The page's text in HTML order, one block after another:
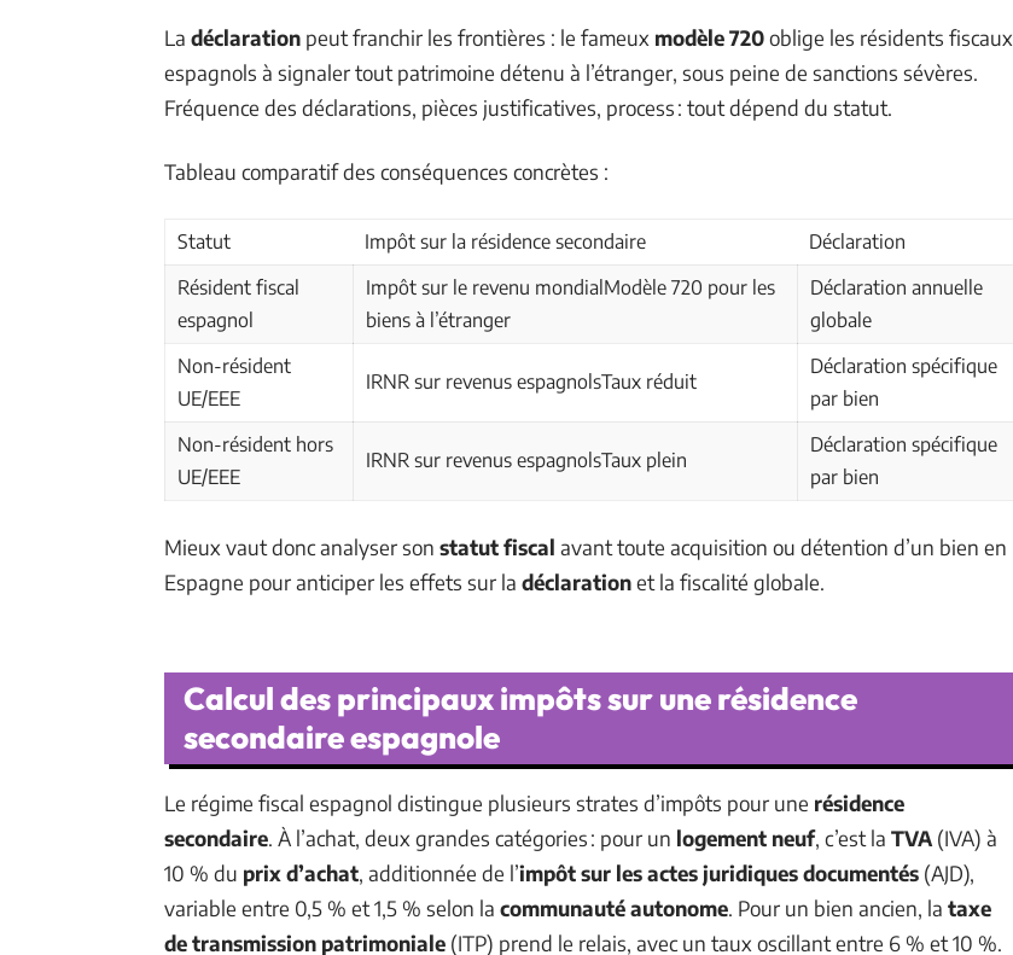
La déclaration peut franchir les frontières : le fameux modèle 720oblige les résidents fiscaux
espagnols à signaler tout patrimoine détenu à l’étranger, sous peine de sanctions sévères.
Fréquence des déclarations, pièces justificatives, process : tout dépend du statut.
Tableau comparatif des conséquences concrètes :
Statut Impôt sur la résidence secondaire
Déclaration
Résident fiscal
espagnol
Impôt sur le revenu mondialModèle 720 pour les
biens à l’étranger
Déclaration annuelle
globale
Non-résident
UE/EEE
IRNR sur revenus espagnolsTaux réduit
Déclaration spécifique
par bien
Non-résident hors
UE/EEE
IRNR sur revenus espagnolsTaux plein
Déclaration spécifique
par bien
Mieux vaut donc analyser son statut fiscal avant toute acquisition ou détention d’un bien en
Espagne pour anticiper les effets sur la déclarationet la fiscalité globale.
Calcul des principaux impôts sur une résidence
secondaire espagnole
Le régime fiscal espagnol distingue plusieurs strates d’impôts pour une résidence
secondaire. À l’achat, deux grandes catégories : pour un logement neuf, c’est la TVA (IVA) à
10 % du prix d’achat, additionnée de l’impôt sur les actes juridiques documentés (AJD),
variable entre 0,5 % et 1,5 % selon la communauté autonome. Pour un bien ancien, la taxe
de transmission patrimoniale (ITP) prend le relais, avec un taux oscillant entre 6 % et 10 %.